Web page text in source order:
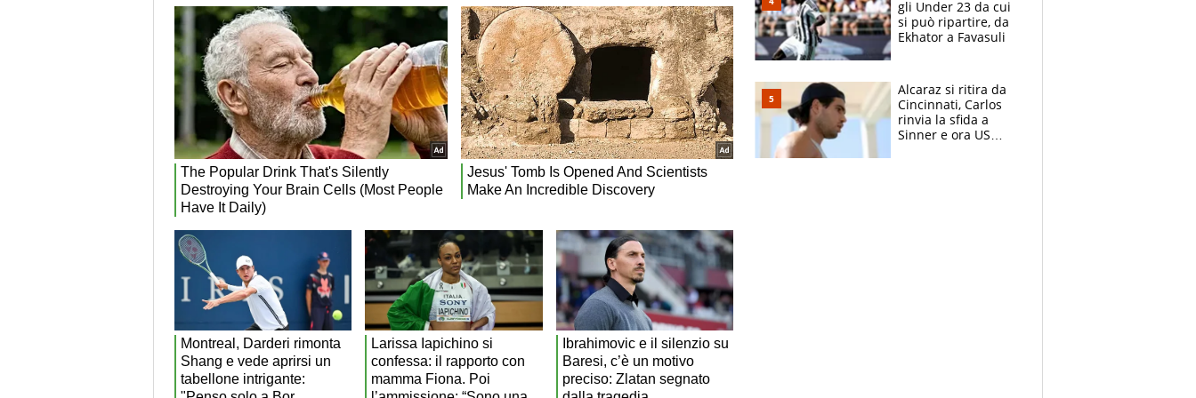
gli Under 23 da cui
si può ripartire, da
Ekhator a Favasuli
Alcaraz si ritira da
Cincinnati, Carlos
rinvia la sfida a
Sinner e ora US